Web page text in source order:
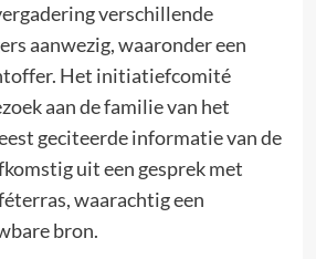
verschillende
aanwezig, waaronder een
Het initiatiefcomité
aan de familie van het
geciteerde informatie van de
uit een gesprek met
waarachtig een
bron.